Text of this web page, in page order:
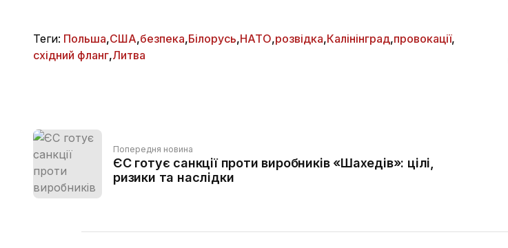
Теги: Польша,США,безпека,Білорусь,НАТО,розвідка,Калінінград,провокації,
східний фланг,Литва
Попередня новина
ЄС готує санкції проти виробників «Шахедів»: цілі,
ризики та наслідки